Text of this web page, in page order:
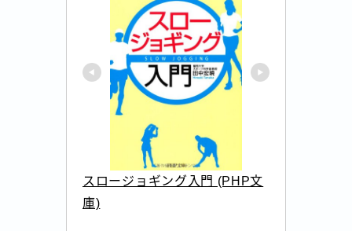
スロージョギング入門 (PHP文
庫)